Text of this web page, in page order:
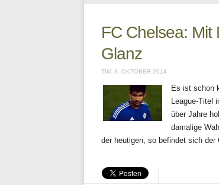
FC Chelsea:
Glanz
TIM 8. OKTOBER 2014
Es ist schon
League-Titel
über Jahre
damalige
der heutigen, so befindet sich